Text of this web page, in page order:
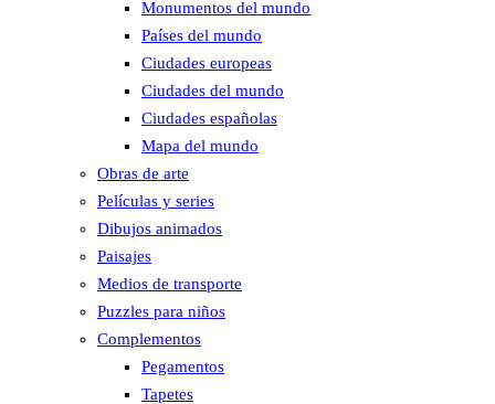
Monumentos del mundo
Países del mundo
Ciudades europeas
Ciudades del mundo
Ciudades españolas
Mapa del mundo
Obras de arte
Películas y series
Dibujos animados
Paisajes
Medios de transporte
Puzzles para niños
Complementos
Pegamentos
Tapetes